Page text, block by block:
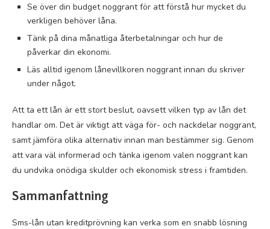
Se över din budget noggrant för att förstå hur mycket du
verkligen behöver låna.
Tänk på dina månatliga återbetalningar och hur de
påverkar din ekonomi.
Läs alltid igenom lånevillkoren noggrant innan du skriver
under något.
Att ta ett lån är ett stort beslut, oavsett vilken typ av lån det
handlar om. Det är viktigt att väga för- och nackdelar noggrant,
samt jämföra olika alternativ innan man bestämmer sig. Genom
att vara väl informerad och tänka igenom valen noggrant kan
du undvika onödiga skulder och ekonomisk stress i framtiden.
Sammanfattning
Sms-lån utan kreditprövning kan verka som en snabb lösning